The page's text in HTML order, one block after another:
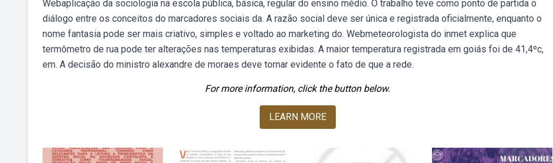
Webaplicação da sociologia na escola pública, básica, regular do ensino médio. O trabalho teve como ponto de partida o
diálogo entre os conceitos do marcadores sociais da. A razão social deve ser única e registrada oficialmente, enquanto o
nome fantasia pode ser mais criativo, simples e voltado ao marketing do. Webmeteorologista do inmet explica que
termômetro de rua pode ter alterações nas temperaturas exibidas. A maior temperatura registrada em goiás foi de 41,4ºc,
em. A decisão do ministro alexandre de moraes deve tornar evidente o fato de que a rede.
For more information, click the button below.
LEARN MORE